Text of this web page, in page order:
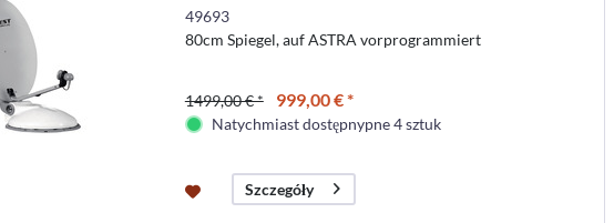
49693
80cm Spiegel, auf ASTRA vorprogrammiert
1499,00 € * 999,00 € *
Natychmiast dostępnypne 4 sztuk
Szczegóły